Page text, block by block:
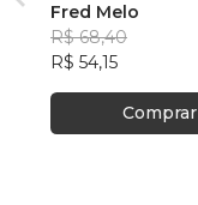
Fred Melo
R$ 68,40
R$ 54,15
Comprar